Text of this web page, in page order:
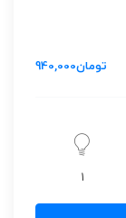
تومان940,000
1